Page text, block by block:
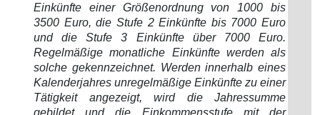
Einkünfte einer Größenordnung von 1000 bis
3500 Euro, die Stufe 2 Einkünfte bis 7000 Euro
und die Stufe 3 Einkünfte über 7000 Euro.
Regelmäßige monatliche Einkünfte werden als
solche gekennzeichnet. Werden innerhalb eines
Kalenderjahres unregelmäßige Einkünfte zu einer
Tätigkeit angezeigt, wird die Jahressumme
gebildet und die Einkommensstufe mit der